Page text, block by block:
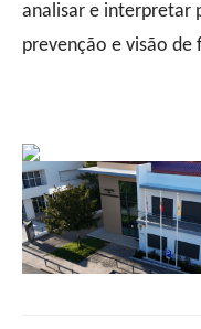
analisar e interpretar
prevenção e visão de